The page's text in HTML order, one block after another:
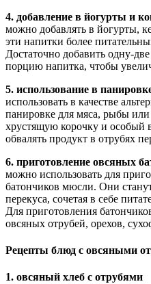
4. добавление в йогурты и
можно добавлять в йогурты,
эти напитки более
Достаточно добавить одну-
порцию напитка, чтобы
5. использование в
использовать в качестве
панировке для мяса, рыбы
хрустящую корочку и особый
обвалять продукт в отрубях
6. приготовление овсяных
можно использовать для
батончиков мюсли. Они
перекуса, сочетая в себе
Для приготовления
овсяных отрубей, орехов,
Рецепты блюд с овсяными
1. овсяный хлеб с отрубями